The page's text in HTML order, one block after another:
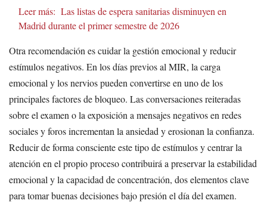
Leer más: Las listas de espera sanitarias disminuyen en
Madrid durante el primer semestre de 2026
Otra recomendación es cuidar la gestión emocional y reducir
estímulos negativos. En los días previos al MIR, la carga
emocional y los nervios pueden convertirse en uno de los
principales factores de bloqueo. Las conversaciones reiteradas
sobre el examen o la exposición a mensajes negativos en redes
sociales y foros incrementan la ansiedad y erosionan la confianza.
Reducir de forma consciente este tipo de estímulos y centrar la
atención en el propio proceso contribuirá a preservar la estabilidad
emocional y la capacidad de concentración, dos elementos clave
para tomar buenas decisiones bajo presión el día del examen.